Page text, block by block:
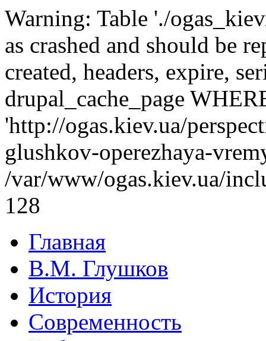
Warning: Table './
as crashed and should be
created, headers, expire,
drupal_cache_page
'http://ogas.kiev.ua/
glushkov-operezhaya-
/var/www/ogas.kiev.ua/
128
Главная
В.М. Глушков
История
Современность